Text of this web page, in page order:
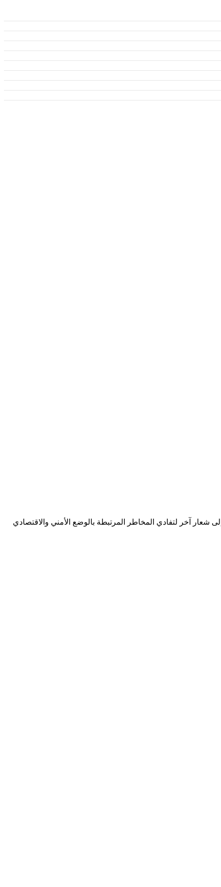
النفط بإيقاف تزويد سوريا بكمية 120 ألف طن شهرياً من النفط الأسود إلى شعار آخر لتفادي المخاطر المرتبطة بالوضع الأمني والاقتصادي